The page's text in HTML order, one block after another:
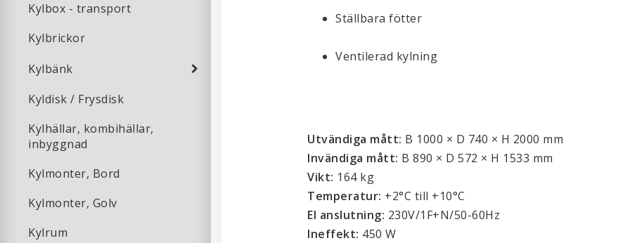
Kylbox - transport
Kylbrickor
Kylbänk
Kyldisk / Frysdisk
Kylhällar, kombihällar,
inbyggnad
Kylmonter, Bord
Kylmonter, Golv
Kylrum
Ställbara fötter
Ventilerad kylning
Utvändiga mått: B 1000 × D 740 × H 2000 mm
Invändiga mått: B 890 × D 572 × H 1533 mm
Vikt: 164 kg
Temperatur: +2°C till +10°C
El anslutning: 230V/1F+N/50-60Hz
Ineffekt: 450 W